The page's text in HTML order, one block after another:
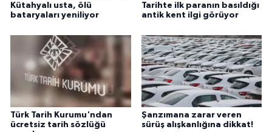
Kütahyalı usta, ölü
bataryaları yeniliyor
Tarihte ilk paranın basıldığı
antik kent ilgi görüyor
Türk Tarih Kurumu'ndan
ücretsiz tarih sözlüğü
Şanzımana zarar veren
sürüş alışkanlığına dikkat!